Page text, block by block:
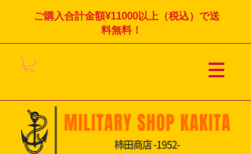
ご購入合計金額¥11000以上（税込）で送
料無料！